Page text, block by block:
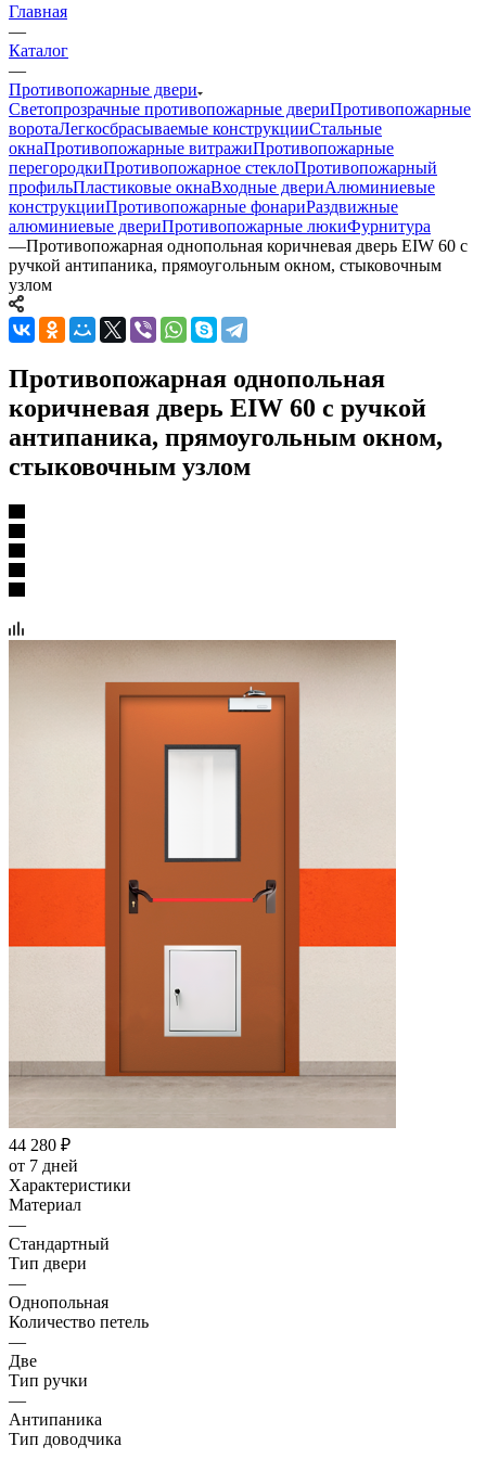
Главная
—
Каталог
—
Противопожарные двери
Светопрозрачные противопожарные двериПротивопожарные
воротаЛегкосбрасываемые конструкцииСтальные
окнаПротивопожарные витражиПротивопожарные
перегородкиПротивопожарное стеклоПротивопожарный
профильПластиковые окнаВходные двериАлюминиевые
конструкцииПротивопожарные фонариРаздвижные
алюминиевые двериПротивопожарные люкиФурнитура
—Противопожарная однопольная коричневая дверь EIW 60 с
ручкой антипаника, прямоугольным окном, стыковочным
узлом
Противопожарная однопольная
коричневая дверь EIW 60 с ручкой
антипаника, прямоугольным окном,
стыковочным узлом
44 280 ₽
от 7 дней
Характеристики
Материал
—
Стандартный
Тип двери
—
Однопольная
Количество петель
—
Две
Тип ручки
—
Антипаника
Тип доводчика